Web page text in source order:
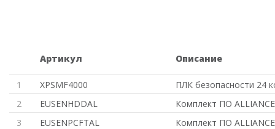
Артикул Описание
1 XPSMF4000
ПЛК безопасности 24
2
EUSENHDDAL
Комплект ПО
3
EUSENPCFTAL Комплект ПО